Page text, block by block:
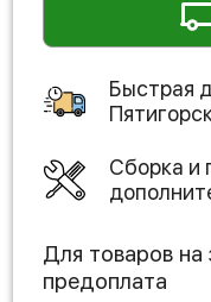
Быстрая
Сборка и
Для товаров на
предоплата